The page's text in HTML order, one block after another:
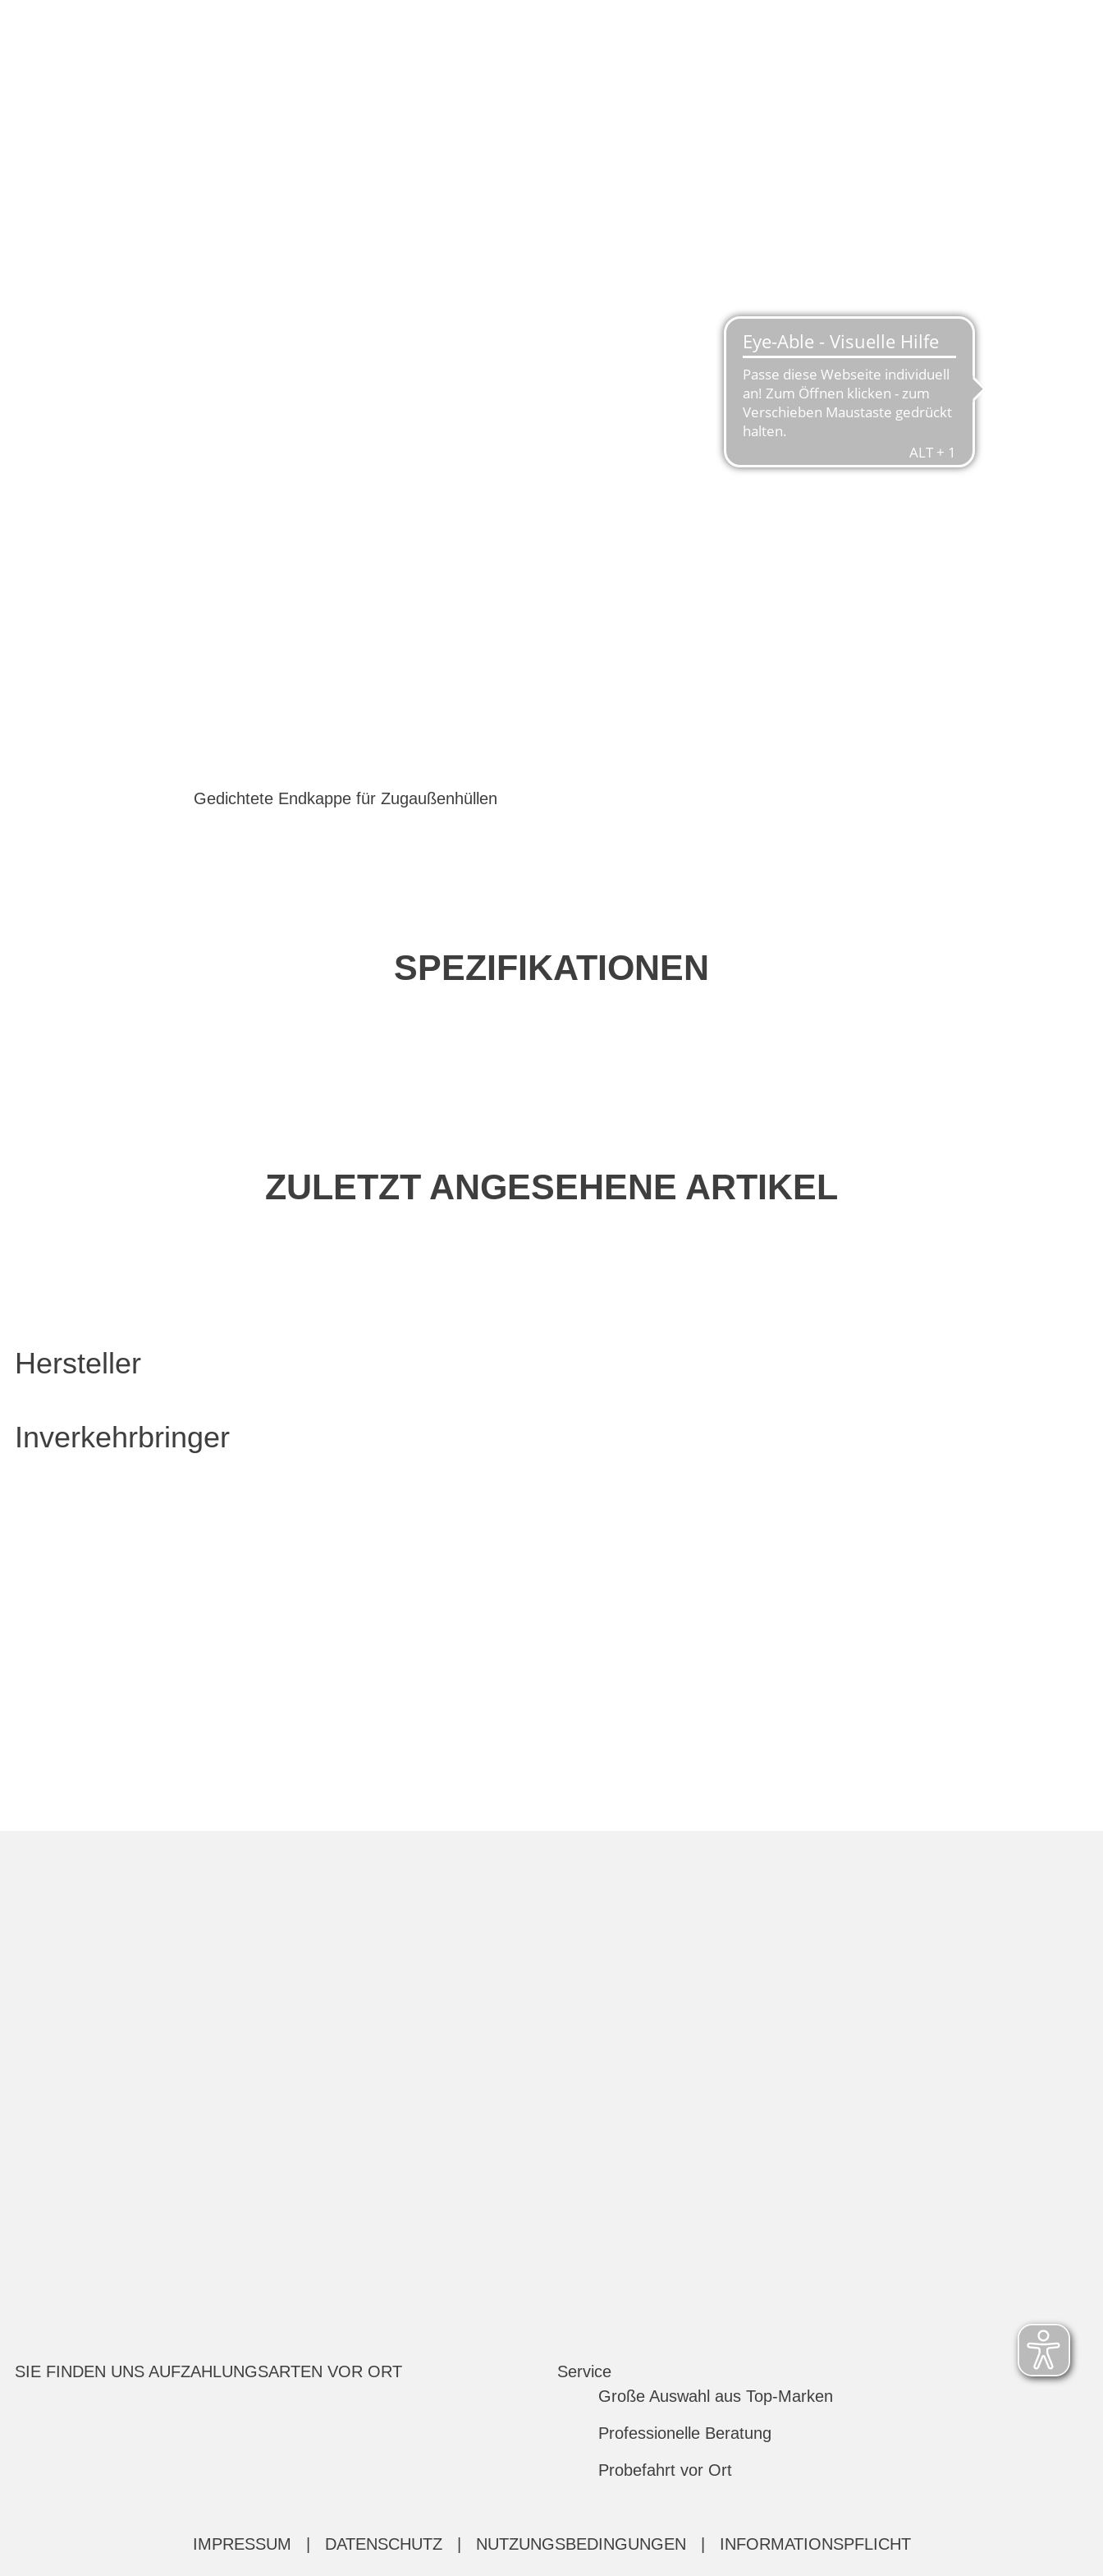
Gedichtete Endkappe für Zugaußenhüllen
SPEZIFIKATIONEN
ZULETZT ANGESEHENE ARTIKEL
Hersteller
Inverkehrbringer
SIE FINDEN UNS AUFZAHLUNGSARTEN VOR ORT
Service
Große Auswahl aus Top-Marken
Professionelle Beratung
Probefahrt vor Ort
IMPRESSUM DATENSCHUTZ NUTZUNGSBEDINGUNGEN INFORMATIONSPFLICHT